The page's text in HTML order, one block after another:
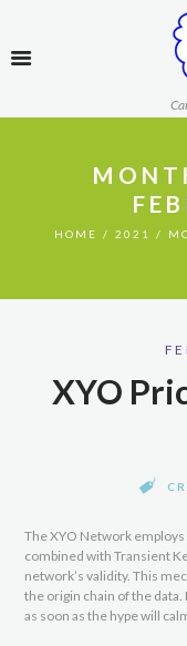
HOME 2021
XYO
The XYO Network
combined with Transient
network’s validity. This
the origin chain of the
as soon as the hype will